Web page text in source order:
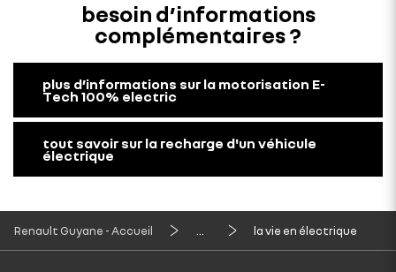
besoin d’informations
complémentaires ?
plus d’informations sur la motorisation E-
Tech 100% electric
tout savoir sur la recharge d'un véhicule
électrique